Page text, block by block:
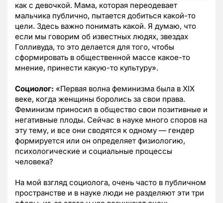
как с девочкой. Мама, которая переодевает
мальчика публично, пытается добиться какой-то
цели. Здесь важно понимать какой. Я думаю, что
если мы говорим об известных людях, звездах
Голливуда, то это делается для того, чтобы
сформировать в общественной массе какое-то
мнение, принести какую-то культуру».
Социолог: «Первая волна феминизма была в XIX
веке, когда женщины боролись за свои права.
Феминизм приносил в общество свои позитивные и
негативные плоды. Сейчас в науке много споров на
эту тему, и все они сводятся к одному — гендер
формируется или он определяет физиологию,
психологические и социальные процессы
человека?
На мой взгляд социолога, очень часто в публичном
пространстве и в науке люди не разделяют эти три